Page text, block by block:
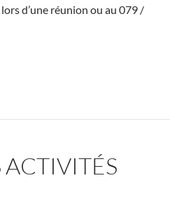
d’une réunion ou au 079 /
ACTIVITÉS